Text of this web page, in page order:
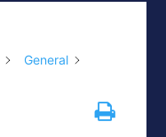
General